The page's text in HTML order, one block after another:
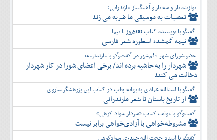
نوازنده تار و سه تار و آهنگساز مازندرانی:
تعصبات به موسیقی ما ضربه می زند
گفتگو با نویسنده کتاب 500روز با نیما
نیمه گمشده اسطوره شعر فارسی
عضو شورای شهر قائم‌شهر در گفت‌و‌گو با مازندنومه:
شهردار را به حاشیه برده اند/ برخی اعضای شورا در کار شهردار
دخالت می کنند
گفتگو با اسدالله عمادی به بهانه چاپ دو کتاب این پژوهشگر ساروی
از تاریخ باستان تا شعر مازندرانی
گفت‌وگو با مولف کتاب «سردار سواد کوهی»
مشروطه‌خواهی با آزادی‌خواهی برابر نیست